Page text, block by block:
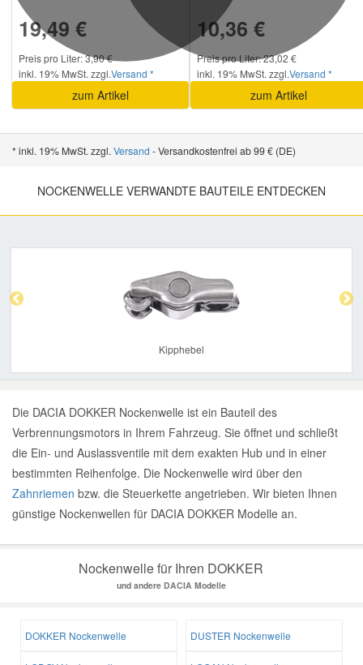
19,49 €
Preis pro Liter: 3,90 €
inkl. 19% MwSt. zzgl.Versand *
zum Artikel
10,36 €
Preis pro Liter: 23,02 €
inkl. 19% MwSt. zzgl.Versand *
zum Artikel
* inkl. 19% MwSt. zzgl. Versand - Versandkostenfrei ab 99 € (DE)
NOCKENWELLE VERWANDTE BAUTEILE ENTDECKEN
Kipphebel
Die DACIA DOKKER Nockenwelle ist ein Bauteil des
Verbrennungsmotors in Ihrem Fahrzeug. Sie öffnet und schließt
die Ein- und Auslassventile mit dem exakten Hub und in einer
bestimmten Reihenfolge. Die Nockenwelle wird über den
Zahnriemen bzw. die Steuerkette angetrieben. Wir bieten Ihnen
günstige Nockenwellen für DACIA DOKKER Modelle an.
Nockenwelle für Ihren DOKKER
und andere DACIA Modelle
DOKKER Nockenwelle DUSTER Nockenwelle